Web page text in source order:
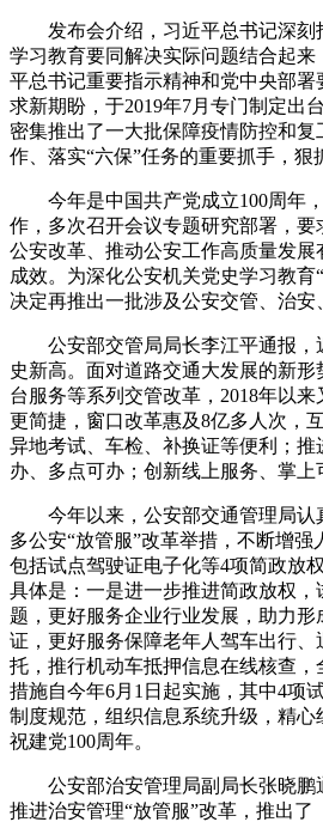
发布会介绍，习近平总书记深
学习教育要同解决实际问题结合起
平总书记重要指示精神和党中央部署
求新期盼，于2019年7月专门制定出
密集推出了一大批保障疫情防控和
作、落实“六保”任务的重要抓手，
今年是中国共产党成立100周年
作，多次召开会议专题研究部署，
公安改革、推动公安工作高质量发
成效。为深化公安机关党史学习教
决定再推出一批涉及公安交管、治安
公安部交管局局长李江平通报
史新高。面对道路交通大发展的新
台服务等系列交管改革，2018年以
更简捷，窗口改革惠及8亿多人次，
异地考试、车检、补换证等便利；
办、多点可办；创新线上服务、掌上
今年以来，公安部交通管理局
多公安“放管服”改革举措，不断增
包括试点驾驶证电子化等4项简政放
具体是：一是进一步推进简政放权
题，更好服务企业行业发展，助力
证，更好服务保障老年人驾车出行
托，推行机动车抵押信息在线核查
措施自今年6月1日起实施，其中4项
制度规范，组织信息系统升级，精
祝建党100周年。
公安部治安管理局副局长张晓
推进治安管理“放管服”改革，推出